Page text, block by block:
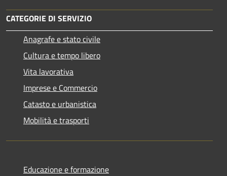
CATEGORIE DI SERVIZIO
Anagrafe e stato civile
Cultura e tempo libero
Vita lavorativa
Imprese e Commercio
Catasto e urbanistica
Mobilità e trasporti
Educazione e formazione